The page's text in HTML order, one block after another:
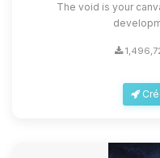
The void is your